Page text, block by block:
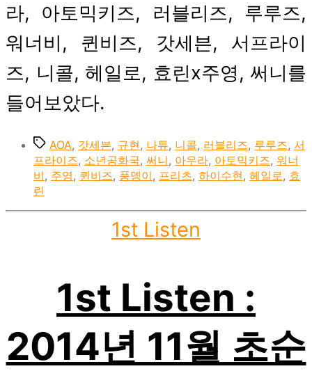
라, 아토믹키즈, 러블리즈, 루루즈,
워너비, 퀸비즈, 갓세븐, 서프라이
즈, 니콜, 헤일로, 효린x주영, 써니를
들어보았다.
TagsAOA, 갓세븐, 규현, 나튜, 니콜, 러블리즈, 루루즈, 서
프라이즈, 소년공화국, 써니, 아우라, 아토믹키즈, 워너
비, 주영, 퀸비즈, 풍뎅이, 프리츠, 하이수현, 헤일로, 효
린
Categories
1st Listen
1st Listen :
2014년 11월 초순